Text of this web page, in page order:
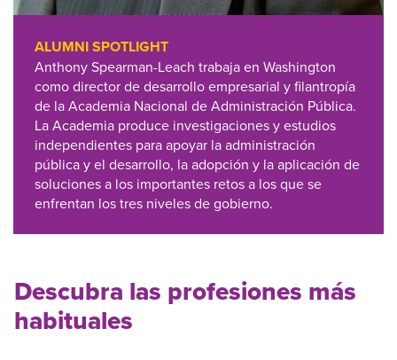
ALUMNI SPOTLIGHT
Anthony Spearman-Leach trabaja en Washington
como director de desarrollo empresarial y filantropía
de la Academia Nacional de Administración Pública.
La Academia produce investigaciones y estudios
independientes para apoyar la administración
pública y el desarrollo, la adopción y la aplicación de
soluciones a los importantes retos a los que se
enfrentan los tres niveles de gobierno.
Descubra las profesiones más
habituales